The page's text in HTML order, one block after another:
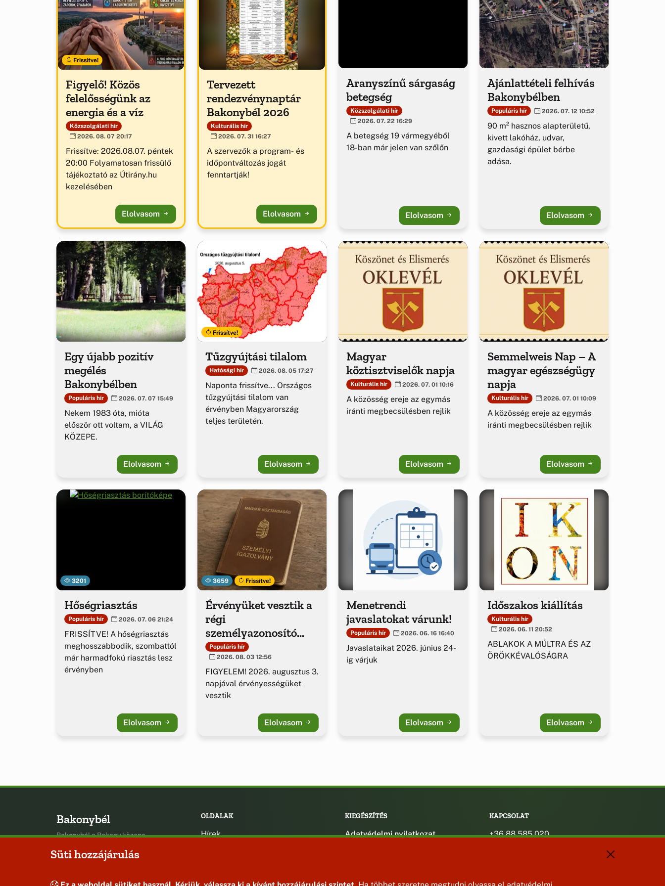
Frissítve!
Figyelő! Közös
felelősségünk az
energia és a víz
Közszolgálati hír
2026. 08. 07 20:17
Frissítve: 2026.08.07. péntek
20:00 Folyamatosan frissülő
tájékoztató az Útirány.hu
kezelésében
Elolvasom
Tervezett
rendezvénynaptár
Bakonybél 2026
Kulturális hír
2026. 07. 31 16:27
A szervezők a program- és
időpontváltozás jogát
fenntartják!
Elolvasom
Aranyszínű sárgaság
betegség
Közszolgálati hír
2026. 07. 22 16:29
A betegség 19 vármegyéből
18-ban már jelen van szőlőn
Elolvasom
Ajánlattételi felhívás
Bakonybélben
Populáris hír 2026. 07. 12 10:52
90 m² hasznos alapterületű,
kivett lakóház, udvar,
gazdasági épület bérbe
adása.
Elolvasom
Egy újabb pozitív
megélés
Bakonybélben
Populáris hír 2026. 07. 07 15:49
Nekem 1983 óta, mióta
először ott voltam, a VILÁG
KÖZEPE.
Elolvasom
Frissítve!
Tűzgyújtási tilalom
Hatósági hír 2026. 08. 05 17:27
Naponta frissítve... Országos
tűzgyújtási tilalom van
érvényben Magyarország
teljes területén.
Elolvasom
Magyar
köztisztviselők napja
Kulturális hír 2026. 07. 01 10:16
A közösség ereje az egymás
iránti megbecsülésben rejlik
Elolvasom
Semmelweis Nap – A
magyar egészségügy
napja
Kulturális hír 2026. 07. 01 10:09
A közösség ereje az egymás
iránti megbecsülésben rejlik
Elolvasom
3201
Hőségriasztás
Populáris hír 2026. 07. 06 21:24
FRISSÍTVE! A hőségriasztás
meghosszabbodik, szombattól
már harmadfokú riasztás lesz
érvényben
Elolvasom
3659 Frissítve!
Érvényüket vesztik a
régi
személyazonosító
igazolványok
Populáris hír
2026. 08. 03 12:56
FIGYELEM! 2026. augusztus 3.
napjával érvényességüket
vesztik
Elolvasom
Menetrendi
javaslatokat várunk!
Populáris hír 2026. 06. 16 16:40
Javaslataikat 2026. június 24-
ig várjuk
Elolvasom
Időszakos kiállítás
Kulturális hír
2026. 06. 11 20:52
ABLAKOK A MÚLTRA ÉS AZ
ÖRÖKKÉVALÓSÁGRA
Elolvasom
Bakonybél
Bakonybél a Bakony közepe
OLDALAK
Hírek
KIEGÉSZÍTÉS
Adatvédelmi nyilatkozat
KAPCSOLAT
+36 88 585 020
polgarmester@bakonybel.hu
Süti hozzájárulás